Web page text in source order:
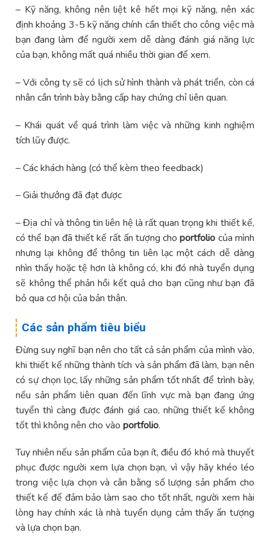
– Kỹ năng, không nên liệt kê hết mọi kỹ năng, nên xác
định khoảng 3-5 kỹ năng chính cần thiết cho công việc mà
bạn đang làm để người xem dễ dàng đánh giá năng lực
của bạn, không mất quá nhiều thời gian để xem.
– Với công ty sẽ có lịch sử hình thành và phát triển, còn cá
nhân cần trình bày bằng cấp hay chứng chỉ liên quan.
– Khái quát về quá trình làm việc và những kinh nghiệm
tích lũy được.
– Các khách hàng (có thể kèm theo feedback)
– Giải thưởng đã đạt được
– Địa chỉ và thông tin liên hệ là rất quan trọng khi thiết kế,
có thể bạn đã thiết kế rất ấn tượng choportfolio của mình
nhưng lại không để thông tin liên lạc một cách dễ dàng
nhìn thấy hoặc tệ hơn là không có, khi đó nhà tuyển dụng
sẽ không thể phản hồi kết quả cho bạn cũng như bạn đã
bỏ qua cơ hội của bản thân.
Các sản phẩm tiêu biểu
Đừng suy nghĩ bạn nên cho tất cả sản phẩm của mình vào,
khi thiết kế những thành tích và sản phẩm đã làm, bạn nên
có sự chọn lọc, lấy những sản phẩm tốt nhất để trình bày,
nếu sản phẩm liên quan đến lĩnh vực mà bạn đang ứng
tuyển thì càng được đánh giá cao, những thiết kế không
tốt thì không nên cho vàoportfolio.
Tuy nhiên nếu sản phẩm của bạn ít, điều đó khó mà thuyết
phục được người xem lựa chọn bạn, vì vậy hãy khéo léo
trong việc lựa chọn và cân bằng số lượng sản phẩm cho
thiết kế để đảm bảo làm sao cho tốt nhất, người xem hài
lòng hay chính xác là nhà tuyển dụng cảm thấy ấn tượng
và lựa chọn bạn.